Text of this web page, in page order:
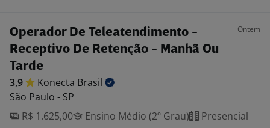
Operador De Teleatendimento -
Receptivo De Retenção - Manhã Ou
Tarde
Ontem
3,9 Konecta Brasil
São Paulo - SP
R$ 1.625,00
Ensino Médio (2º Grau)
Presencial